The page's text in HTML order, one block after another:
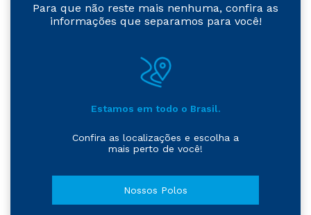
Para que não reste mais nenhuma, confira as
informações que separamos para você!
Estamos em todo o Brasil.
Confira as localizações e escolha a
mais perto de você!
Nossos Polos